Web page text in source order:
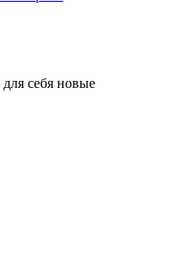
себя новые